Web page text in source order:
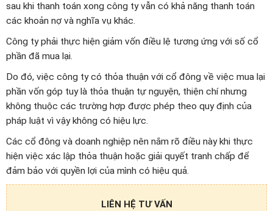
sau khi thanh toán xong công ty vẫn có khả năng thanh toán
các khoản nợ và nghĩa vụ khác.
Công ty phải thực hiện giảm vốn điều lệ tương ứng với số cổ
phần đã mua lại.
Do đó, việc công ty có thỏa thuận với cổ đông về việc mua lại
phần vốn góp tuy là thỏa thuận tự nguyện, thiện chí nhưng
không thuộc các trường hợp được phép theo quy định của
pháp luật vì vậy không có hiệu lực.
Các cổ đông và doanh nghiệp nên nắm rõ điều này khi thực
hiện việc xác lập thỏa thuận hoặc giải quyết tranh chấp để
đảm bảo với quyền lợi của mình có hiệu quả.
LIÊN HỆ TƯ VẤN